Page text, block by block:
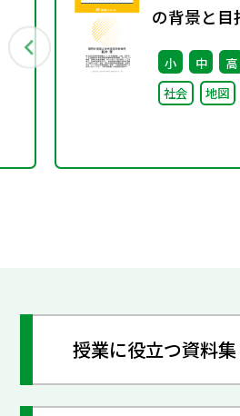
の背景と目
小 中 高
社会
地図
授業に役立つ資料集